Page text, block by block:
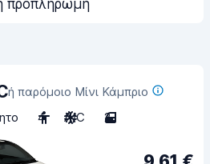
προπληρωμή
ή παρόμοιο Μίνι Κάμπριο
4 A/C 2